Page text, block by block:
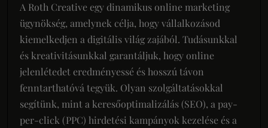
A Roth Creative egy dinamikus online marketing
ügynökség, amelynek célja, hogy vállalkozásod
kiemelkedjen a digitális világ zajából. Tudásunkkal
és kreativitásunkkal garantáljuk, hogy online
jelenlétedet eredményessé és hosszú távon
fenntarthatóvá tegyük. Olyan szolgáltatásokkal
segítünk, mint a keresőoptimalizálás (SEO), a pay-
per-click (PPC) hirdetési kampányok kezelése és a